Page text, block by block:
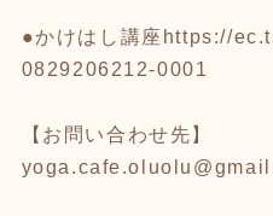
●かけはし講座 https://
0829206212-0001
【お問い合わせ先】